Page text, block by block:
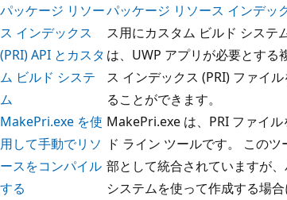
パッケージ リソー
ス インデックス
(PRI) API とカスタ
ム ビルド システ
ム
パッケージ リソース インデッ
ス用にカスタム ビルド システ
は、UWP アプリが必要とする
ス インデックス (PRI) ファイ
ることができます。
MakePri.exe を使
用して手動でリソ
ースをコンパイル
する
MakePri.exe は、PRI ファイ
ド ライン ツールです。 この
部として統合されていますが
システムを使って作成する場